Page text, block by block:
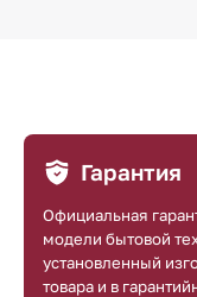
Гарантия
Официальная
модели бытовой
установленный
товара и в